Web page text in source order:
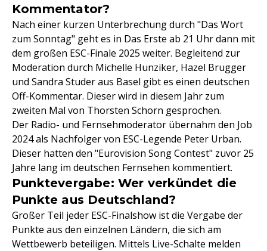
Kommentator?
Nach einer kurzen Unterbrechung durch "Das Wort
zum Sonntag" geht es in Das Erste ab 21 Uhr dann mit
dem großen ESC-Finale 2025 weiter. Begleitend zur
Moderation durch Michelle Hunziker, Hazel Brugger
und Sandra Studer aus Basel gibt es einen deutschen
Off-Kommentar. Dieser wird in diesem Jahr zum
zweiten Mal von Thorsten Schorn gesprochen.
Der Radio- und Fernsehmoderator übernahm den Job
2024 als Nachfolger von ESC-Legende Peter Urban.
Dieser hatten den "Eurovision Song Contest" zuvor 25
Jahre lang im deutschen Fernsehen kommentiert.
Punktevergabe: Wer verkündet die
Punkte aus Deutschland?
Großer Teil jeder ESC-Finalshow ist die Vergabe der
Punkte aus den einzelnen Ländern, die sich am
Wettbewerb beteiligen. Mittels Live-Schalte melden